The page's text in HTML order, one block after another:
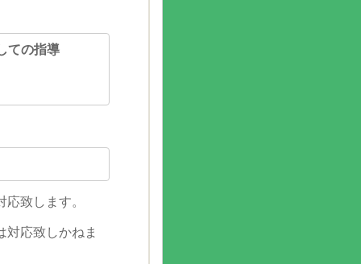
ての指導
致します。
対応致しかねま